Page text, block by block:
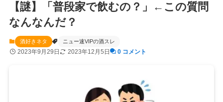
【謎】「普段家で飲むの？」←この質問
なんなんだ？
酒好きネタ ニュー速VIPの酒スレ
2023年9月29日 2023年12月5日 0 コメント